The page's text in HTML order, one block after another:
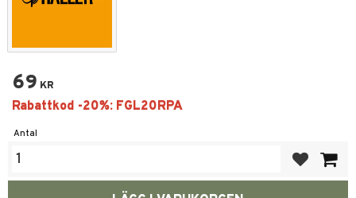
69 KR
Antal